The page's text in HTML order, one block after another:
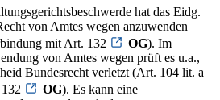
hat das Eidg.
von Amtes wegen anzuwenden
mit Art. 132 OG). Im
von Amtes wegen prüft es u.a.,
Bundesrecht verletzt (Art. 104 lit. a
OG). Es kann eine